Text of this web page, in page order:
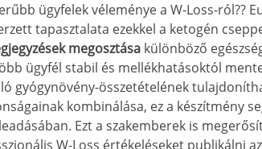
ügyfelek véleménye a W-Loss-ról??
tapasztalata ezekkel a ketogén
megosztása különböző
ügyfél stabil és mellékhatásoktól
gyógynövény-összetételének
kombinálása, ez a készítmény
Ezt a szakemberek is
W-Loss értékeléseket publikálni